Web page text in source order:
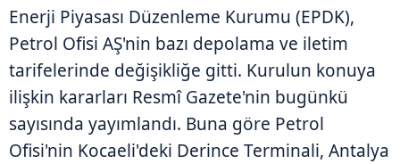
Enerji Piyasası Düzenleme Kurumu (EPDK),
Petrol Ofisi AŞ'nin bazı depolama ve iletim
tarifelerinde değişikliğe gitti. Kurulun konuya
ilişkin kararları Resmî Gazete'nin bugünkü
sayısında yayımlandı. Buna göre Petrol
Ofisi'nin Kocaeli'deki Derince Terminali, Antalya